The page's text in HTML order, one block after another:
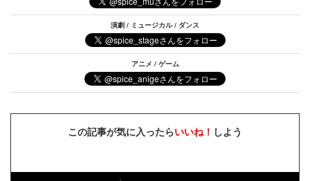
演劇 / ミュージカル / ダンス
アニメ / ゲーム
この記事が気に入ったらいいね！ しよう